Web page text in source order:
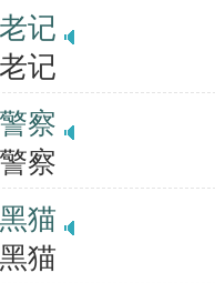
老记
记
警察
察
黑猫
猫